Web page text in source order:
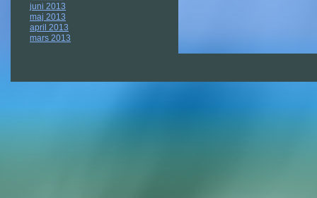
juni 2013
maj 2013
april 2013
mars 2013